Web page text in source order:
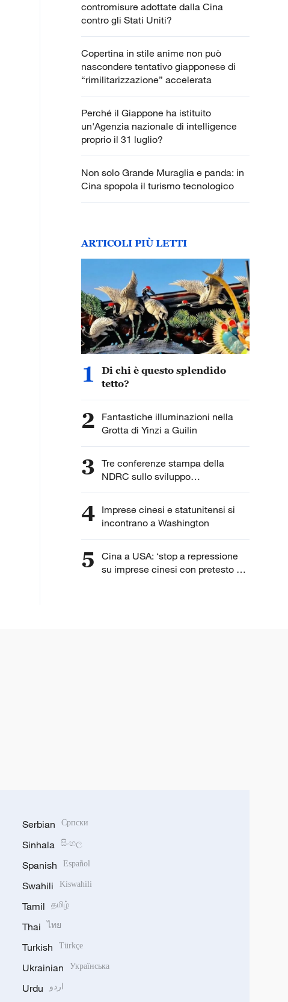
contromisure adottate dalla Cina
contro gli Stati Uniti?
Copertina in stile anime non può
nascondere tentativo giapponese di
“rimilitarizzazione” accelerata
Perché il Giappone ha istituito
un'Agenzia nazionale di intelligence
proprio il 31 luglio?
Non solo Grande Muraglia e panda: in
Cina spopola il turismo tecnologico
ARTICOLI PIÙ LETTI
1
Di chi è questo splendido
tetto?
2
Fantastiche illuminazioni nella
Grotta di Yinzi a Guilin
3 Tre conferenze stampa della
NDRC sullo sviluppo
dell'intelligenza artificiale
4 Imprese cinesi e statunitensi si
incontrano a Washington
5
Cina a USA: ‘stop a repressione
su imprese cinesi con pretesto di
Serbian Српски
Sinhala සිංහල
Spanish Español
Swahili Kiswahili
Tamil தமிழ்
Thai ไทย
Turkish Türkçe
Ukrainian Українська
Urdu اردو